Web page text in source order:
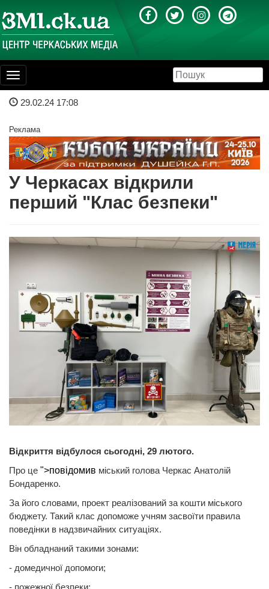
Toggle
navigation
29.02.24 17:08
Реклама
У Черкасах відкрили
перший "Клас безпеки"
Відкриття відбулося сьогодні, 29 лютого.
Про це ">повідомив міський голова Черкас Анатолій
Бондаренко.
За його словами, проект реалізований за кошти міського
бюджету. Такий клас допоможе учням засвоїти правила
поведінки в надзвичайних ситуаціях.
Він обладнаний такими зонами:
- домедичної допомоги;
- пожежної безпеки;